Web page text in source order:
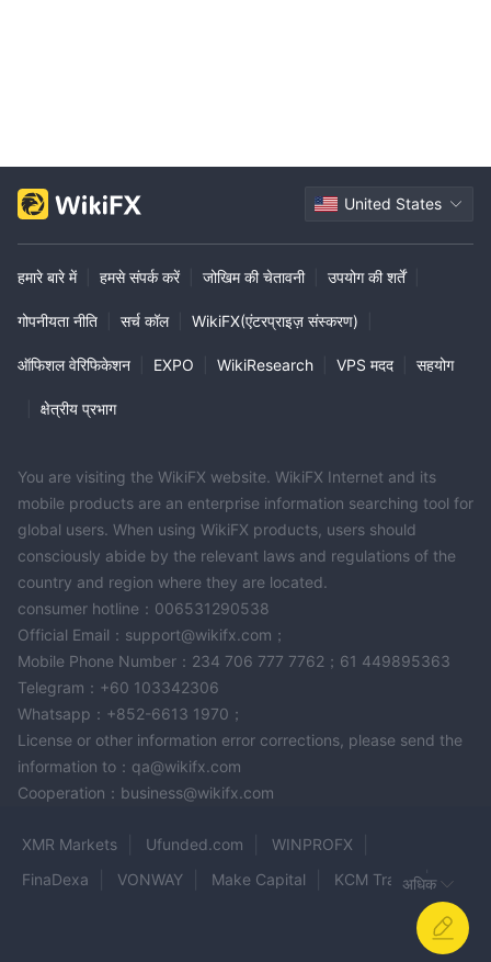
United States
हमारे बारे में हमसे संपर्क करें जोखिम की चेतावनी उपयोग की शर्तें
गोपनीयता नीति सर्च कॉल WikiFX(एंटरप्राइज़ संस्करण)
ऑफिशल वेरिफिकेशन EXPO WikiResearch VPS मदद सहयोग
क्षेत्रीय प्रभाग
You are visiting the WikiFX website. WikiFX Internet and its
mobile products are an enterprise information searching tool for
global users. When using WikiFX products, users should
consciously abide by the relevant laws and regulations of the
country and region where they are located.
consumer hotline：006531290538
Official Email：support@wikifx.com；
Mobile Phone Number：234 706 777 7762；61 449895363
Telegram：+60 103342306
Whatsapp：+852-6613 1970；
License or other information error corrections, please send the
information to：qa@wikifx.com
Cooperation：business@wikifx.com
XMR Markets Ufunded.com
WINPROFX
FinaDexa
VONWAY Make Capital
KCM Tradeअधिक